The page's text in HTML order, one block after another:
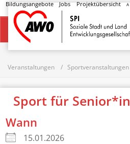
Bildungsangebote Jobs Projektübersicht A
Startseite
Veranstaltungen Sportveranstaltungen
Sport für
Wann
15.01.2026